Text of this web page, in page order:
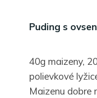
Puding s
40g maizeny,
polievkové
Maizenu dobre